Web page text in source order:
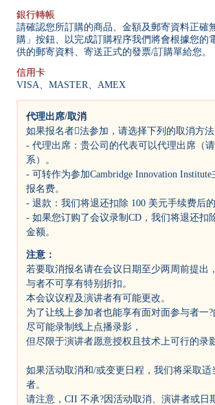
銀行轉帳
請確認您所訂購的商品、金額及郵寄資料正確
購」按鈕、以完成訂購程序我們將會根據您的
供的郵寄資料、寄送正式的發票/訂購單給您。
信用卡
VISA、MASTER、AMEX
代理出席/取消
如果报名者法参加，请选择下列的取消方法
- 代理出席：贵公司的代表可以代理出席（
系）。
- 可转作为参加Cambridge Innovation
报名费。
- 退款：我们将退还扣除 100 美元手续费后的
- 如果您订购了会议录制CD，我们将退还扣
金额。
注意：
若要取消报名请在会议日期至少两周前提出
与者不可享有特别折扣。
本会议议程及演讲者有可能更改。
为了让线上参加者也能享有面对面参与者一
尽可能录制线上点播录影，
但尽限于演讲者愿意授权且技术上可行的录
如果活动取消和/或变更日程，我们将采取适
者。
请注意，CII 不承?因活动取消、演讲者或日